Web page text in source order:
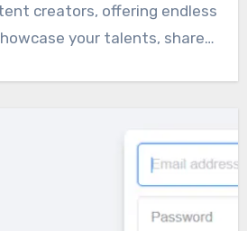
creators, offering endless
your talents, share…